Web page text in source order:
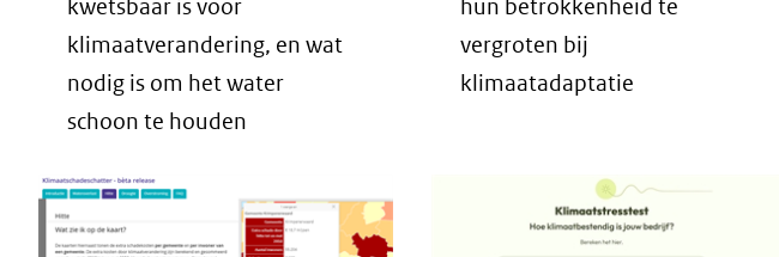
kwetsbaar is voor
klimaatverandering, en wat
nodig is om het water
schoon te houden
hun betrokkenheid te
vergroten bij
klimaatadaptatie